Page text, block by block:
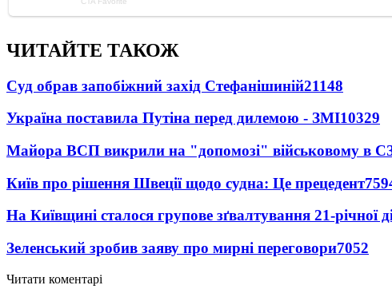
ЧИТАЙТЕ ТАКОЖ
Суд обрав запобіжний захід Стефанішиній21148
Україна поставила Путіна перед дилемою - ЗМІ10329
Майора ВСП викрили на "допомозі" військовому в
Київ про рішення Швеції щодо судна: Це прецедент
На Київщині сталося групове зґвалтування 21-річної
Зеленський зробив заяву про мирні переговори7052
Читати коментарі